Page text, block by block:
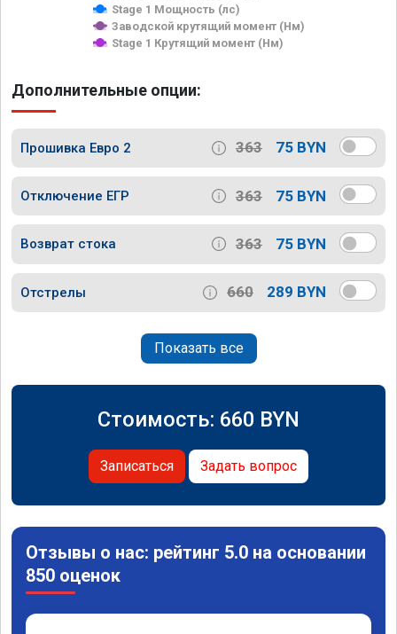
Stage 1 Мощность (лс)
Заводской крутящий момент (Нм)
Stage 1 Крутящий момент (Нм)
Дополнительные опции:
Прошивка Евро 2 363 75 BYN
Отключение ЕГР 363 75 BYN
Возврат стока 363 75 BYN
Отстрелы 660 289 BYN
Показать все
Стоимость: 660 BYN
Записаться Задать вопрос
Отзывы о нас: рейтинг 5.0 на основании
850 оценок